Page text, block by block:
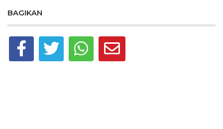
BAGIKAN